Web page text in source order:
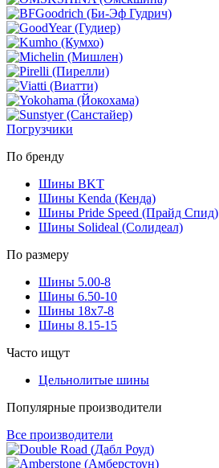
Погрузчики
По бренду
Шины BKT
Шины Kenda (Кенда)
Шины Pride Speed (Прайд Спид)
Шины Solideal (Солидеал)
По размеру
Шины 5.00-8
Шины 6.50-10
Шины 18x7-8
Шины 8.15-15
Часто ищут
Цельнолитые шины
Популярные производители
Все производители